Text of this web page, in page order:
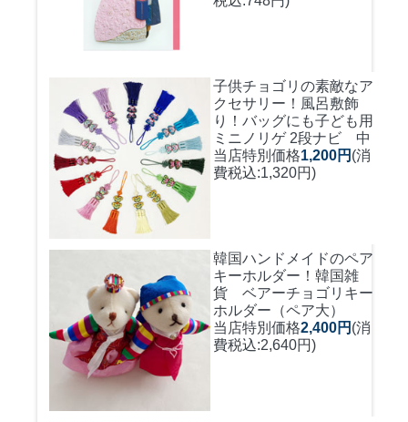
子供チョゴリの素敵なア
クセサリー！風呂敷飾
り！バッグにも子ども用
ミニノリゲ 2段ナビ 中
当店特別価格1,200円 (消
費税込:1,320円)
韓国ハンドメイドのペア
キーホルダー！ 韓国雑
貨 ベアーチョゴリキー
ホルダー（ペア大）
当店特別価格2,400円 (消
費税込:2,640円)